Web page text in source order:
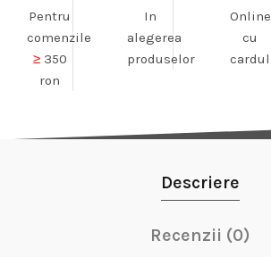
Pentru
comenzile
≥350
ron
In
alegerea
produselor
Online
cu
cardul
Descriere
Recenzii (0)